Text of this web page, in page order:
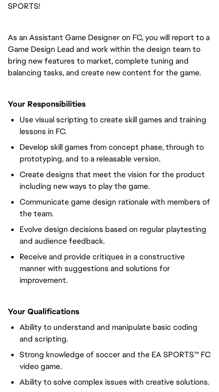
SPORTS!
As an Assistant Game Designer on FC, you will report to a
Game Design Lead and work within the design team to
bring new features to market, complete tuning and
balancing tasks, and create new content for the game.
Your Responsibilities
Use visual scripting to create skill games and training
lessons in FC.
Develop skill games from concept phase, through to
prototyping, and to a releasable version.
Create designs that meet the vision for the product
including new ways to play the game.
Communicate game design rationale with members of
the team.
Evolve design decisions based on regular playtesting
and audience feedback.
Receive and provide critiques in a constructive
manner with suggestions and solutions for
improvement.
Your Qualifications
Ability to understand and manipulate basic coding
and scripting.
Strong knowledge of soccer and the EA SPORTS™ FC
video game.
Ability to solve complex issues with creative solutions.